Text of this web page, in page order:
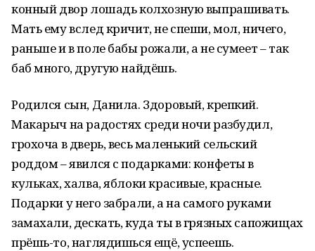
конный двор лошадь колхозную выпрашивать.
Мать ему вслед кричит, не спеши, мол, ничего,
раньше и в поле бабы рожали, а не сумеет – так
баб много, другую найдёшь.
Родился сын, Данила. Здоровый, крепкий.
Макарыч на радостях среди ночи разбудил,
грохоча в дверь, весь маленький сельский
роддом – явился с подарками: конфеты в
кульках, халва, яблоки красивые, красные.
Подарки у него забрали, а на самого руками
замахали, дескать, куда ты в грязных сапожищах
прёшь-то, наглядишься ещё, успеешь.